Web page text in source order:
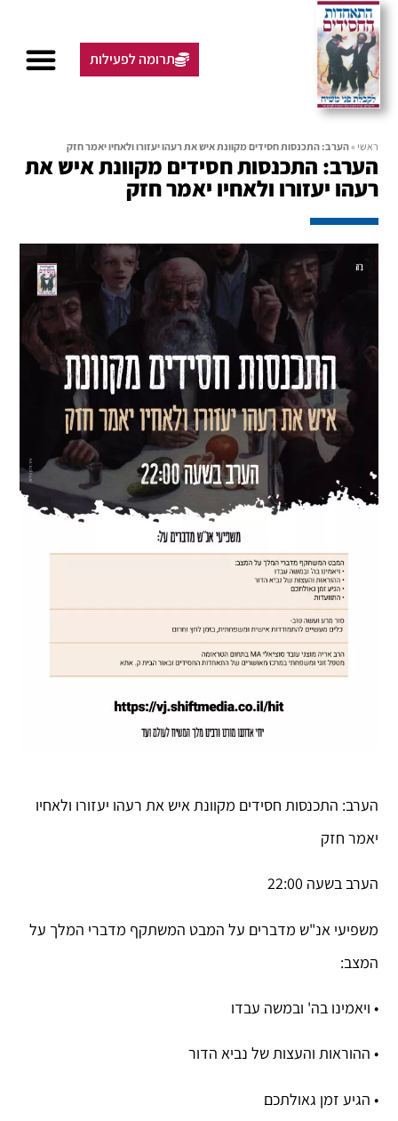
תרומה לפעילות
ראשי »הערב: התכנסות חסידים מקוונת איש את רעהו יעזורו ולאחיו יאמר חזק
הערב: התכנסות חסידים מקוונת איש את
רעהו יעזורו ולאחיו יאמר חזק
הערב: התכנסות חסידים מקוונת איש את רעהו יעזורו ולאחיו
יאמר חזק
הערב בשעה 22:00
משפיעי אנ"ש מדברים על המבט המשתקף מדברי המלך על
המצב:
• ויאמינו בה' ובמשה עבדו
• ההוראות והעצות של נביא הדור
• הגיע זמן גאולתכם